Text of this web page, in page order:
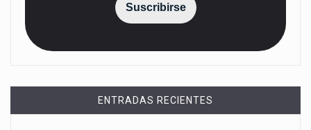
Suscribirse
ENTRADAS RECIENTES